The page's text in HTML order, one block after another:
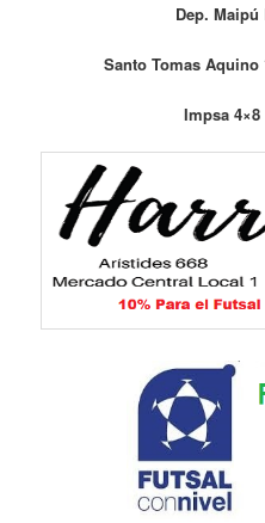
Dep.
Santo Tomas
Impsa